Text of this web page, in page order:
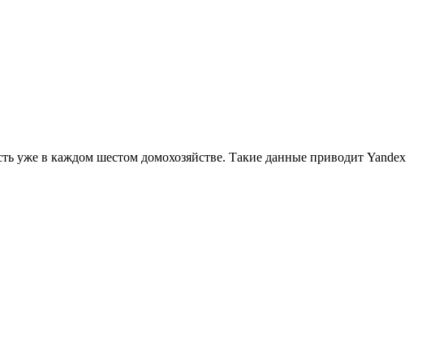
уже в каждом шестом домохозяйстве. Такие данные приводит Yandex